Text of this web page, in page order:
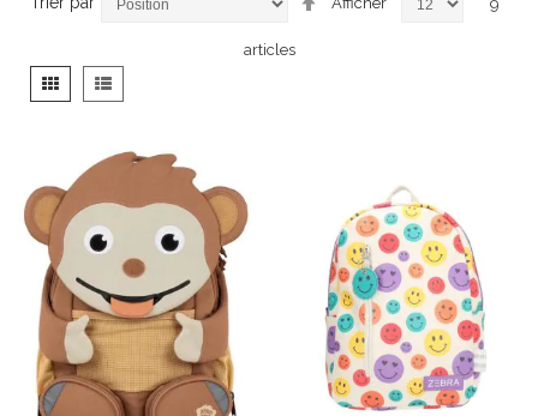
9
articles
Afficher
en
Grille Liste